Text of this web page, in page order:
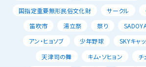
国指定重要無形民俗文化財
サークル
笛吹市
湯立祭 祭り
アン・ヒョソブ
少年野球 SKYキャ
天津司の舞
キム・ソヒョン
チ